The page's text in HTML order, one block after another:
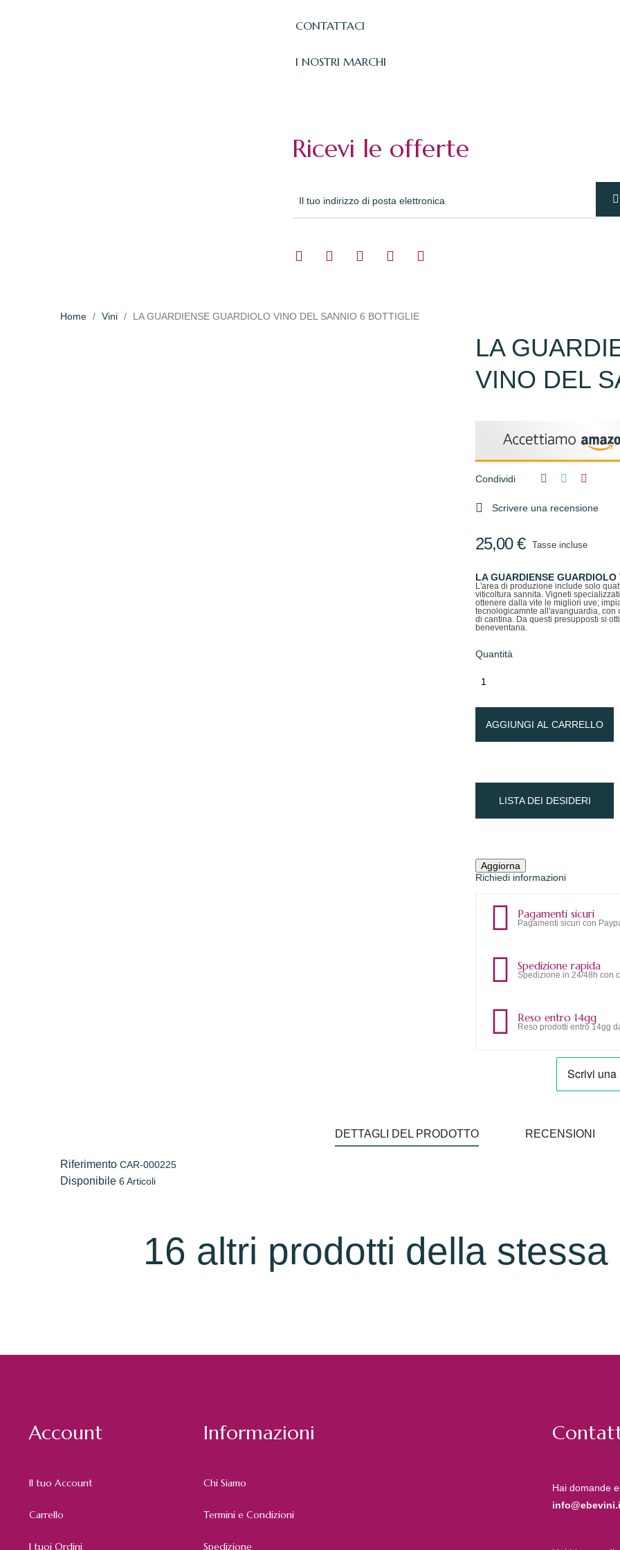
CONTATTACI
I NOSTRI MARCHI
Ricevi le offerte
Home Vini LA GUARDIENSE GUARDIOLO VINO DEL SANNIO 6 BOTTIGLIE
LA
VINO DEL
Condividi
 Scrivere una recensione
25,00 € Tasse incluse
LA GUARDIENSE
L'area di produzione include solo
viticoltura sannita. Vigneti
ottenere dalla vite le migliori uve;
tecnologicamnte all'avanguardia, con
di cantina. Da questi presupposti si
beneventana.
Quantità
AGGIUNGI AL CARRELLO
LISTA DEI DESIDERI
Richiedi informazioni
Pagamenti sicuri
Pagamenti sicuri con
Spedizione rapida
Spedizione in 24/48h con
Reso entro 14gg
Reso prodotti entro 14gg
DETTAGLI DEL PRODOTTO RECENSIONI
Riferimento CAR-000225
Disponibile 6 Articoli
16 altri prodotti della
Account
Il tuo Account
Carrello
I tuoi Ordini
Informazioni
Chi Siamo
Termini e Condizioni
Spedizione
Hai domande